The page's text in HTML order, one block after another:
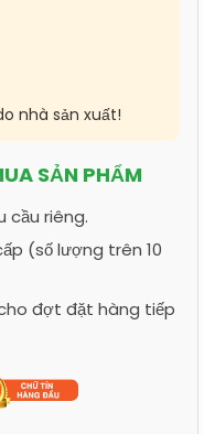
nhà sản xuất!
SẢN PHẨM
cầu riêng.
(số lượng trên 10
đợt đặt hàng tiếp